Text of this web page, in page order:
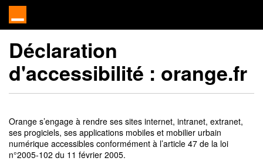
Déclaration
d'accessibilité : orange.fr
Orange s’engage à rendre ses sites internet, intranet, extranet,
ses progiciels, ses applications mobiles et mobilier urbain
numérique accessibles conformément à l’article 47 de la loi
n°2005-102 du 11 février 2005.